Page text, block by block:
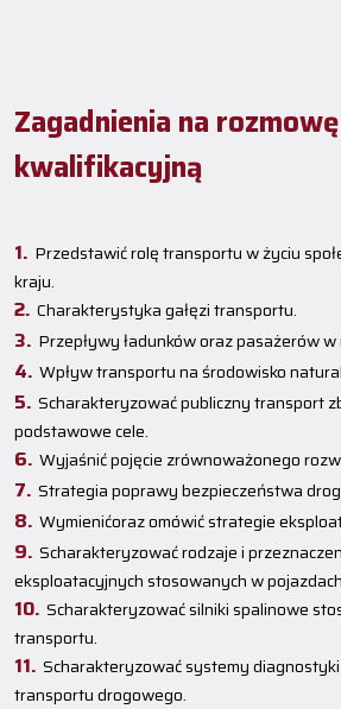
Zagadnienia na rozmowę
kwalifikacyjną
Przedstawić rolę transportu w życiu
kraju.
Charakterystyka gałęzi transportu.
Przepływy ładunków oraz pasażerów w
Wpływ transportu na środowisko
Scharakteryzować publiczny transport
podstawowe cele.
Wyjaśnić pojęcie zrównoważonego
Strategia poprawy bezpieczeństwa
Wymienićoraz omówić strategie
Scharakteryzować rodzaje i
eksploatacyjnych stosowanych w
Scharakteryzować silniki spalinowe
transportu.
Scharakteryzować systemy
transportu drogowego.